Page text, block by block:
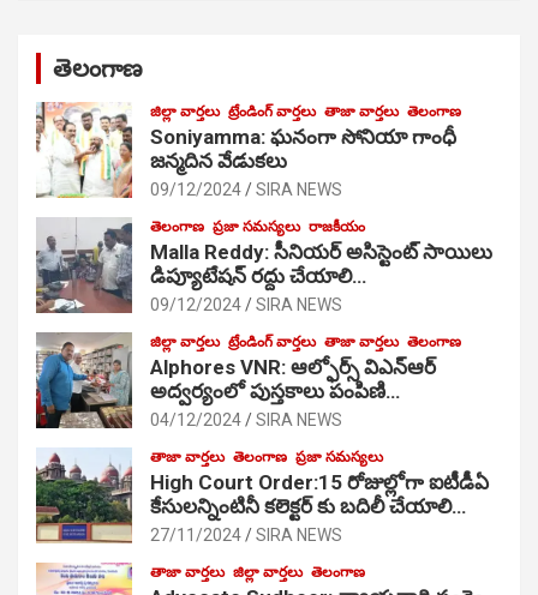
తెలంగాణ
జిల్లా వార్తలు ట్రేండింగ్ వార్తలు తాజా వార్తలు తెలంగాణ
Soniyamma: ఘ‌నంగా సోనియా గాంధీ
జ‌న్మ‌దిన వేడుక‌లు
09/12/2024 SIRA NEWS
తెలంగాణ ప్రజా సమస్యలు రాజకీయం
Malla Reddy: సీనియర్ అసిస్టెంట్ సాయిలు
డిప్యూటేషన్ రద్దు చేయాలి…
09/12/2024 SIRA NEWS
జిల్లా వార్తలు ట్రేండింగ్ వార్తలు తాజా వార్తలు తెలంగాణ
Alphores VNR: ఆల్ఫోర్స్ విఎన్ఆర్
అద్వర్యంలో పుస్తకాలు పంపిణి…
04/12/2024 SIRA NEWS
తాజా వార్తలు తెలంగాణ ప్రజా సమస్యలు
High Court Order:15 రోజుల్లోగా ఐటీడీఏ
కేసులన్నింటినీ కలెక్టర్ కు బదిలీ చేయాలి…
27/11/2024 SIRA NEWS
తాజా వార్తలు జిల్లా వార్తలు తెలంగాణ